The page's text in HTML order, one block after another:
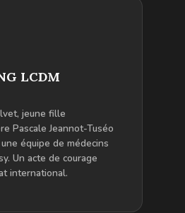
LCDM
jeune fille
Pascale Jeannot-Tuséo
équipe de médecins
Un acte de courage
international.